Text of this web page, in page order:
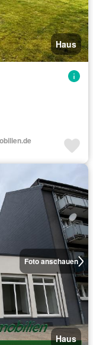
Haus
Foto anschauen
Haus